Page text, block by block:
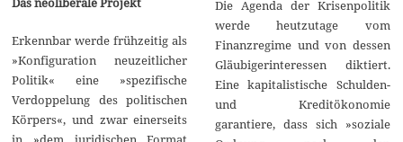
Erkennbar werde frühzeitig als
»Konfiguration neuzeitlicher
Politik« eine »spezifische
Verdoppelung des politischen
Körpers«, und zwar einerseits
Die Agenda der Krisenpolitik
werde heutzutage vom
Finanzregime und von dessen
Gläubigerinteressen diktiert.
Eine kapitalistische Schulden-
und Kreditökonomie
garantiere, dass sich »soziale